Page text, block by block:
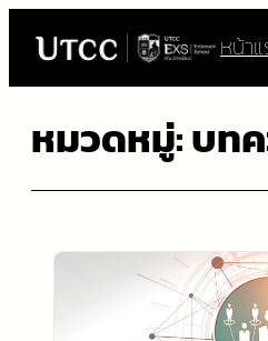
ยัง
เนื้อหา
หน้า
หมวดหมู่:บท